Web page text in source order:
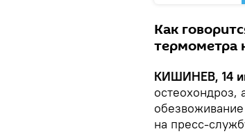
Как
термометра
КИШИНЕВ, 14
остеохондроз,
на пресс-